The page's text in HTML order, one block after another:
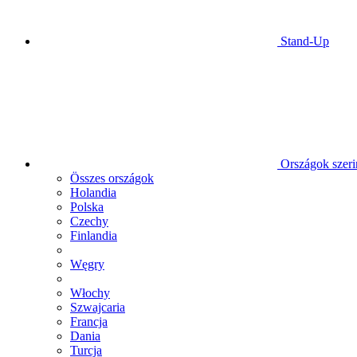
Stand-Up
Országok
Összes országok
Holandia
Polska
Czechy
Finlandia
Węgry
Włochy
Szwajcaria
Francja
Dania
Turcja